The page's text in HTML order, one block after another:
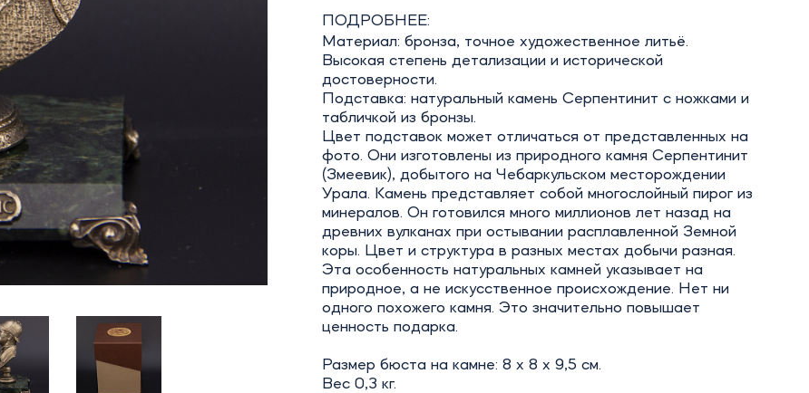
ПОДРОБНЕЕ:
Материал: бронза, точное художественное литьё.
Высокая степень детализации и исторической
достоверности.
Подставка: натуральный камень Серпентинит с ножками и
табличкой из бронзы.
Цвет подставок может отличаться от представленных на
фото. Они изготовлены из природного камня Серпентинит
(Змеевик), добытого на Чебаркульском месторождении
Урала. Камень представляет собой многослойный пирог из
минералов. Он готовился много миллионов лет назад на
древних вулканах при остывании расплавленной Земной
коры. Цвет и структура в разных местах добычи разная.
Эта особенность натуральных камней указывает на
природное, а не искусственное происхождение. Нет ни
одного похожего камня. Это значительно повышает
ценность подарка.
Размер бюста на камне: 8 х 8 х 9,5 см.
Вес 0,3 кг.